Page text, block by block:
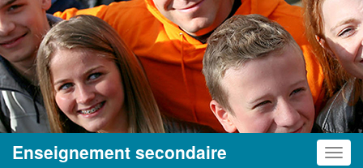
Enseignement secondaire